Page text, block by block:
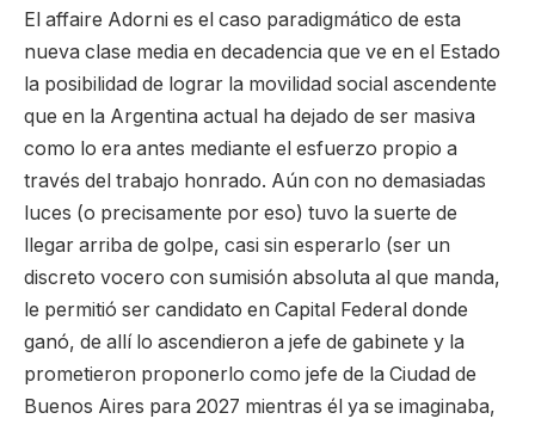
El affaire Adorni es el caso paradigmático de esta
nueva clase media en decadencia que ve en el Estado
la posibilidad de lograr la movilidad social ascendente
que en la Argentina actual ha dejado de ser masiva
como lo era antes mediante el esfuerzo propio a
través del trabajo honrado. Aún con no demasiadas
luces (o precisamente por eso) tuvo la suerte de
llegar arriba de golpe, casi sin esperarlo (ser un
discreto vocero con sumisión absoluta al que manda,
le permitió ser candidato en Capital Federal donde
ganó, de allí lo ascendieron a jefe de gabinete y la
prometieron proponerlo como jefe de la Ciudad de
Buenos Aires para 2027 mientras él ya se imaginaba,